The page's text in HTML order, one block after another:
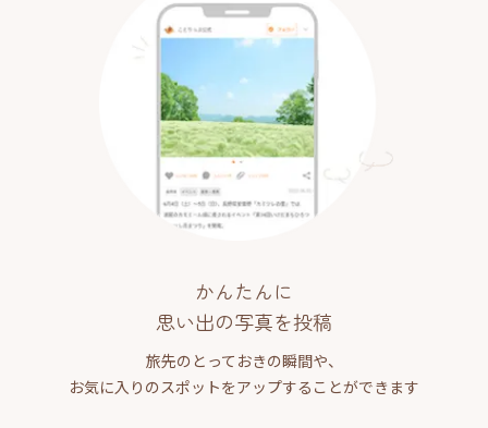
かんたんに
思い出の写真を投稿
旅先のとっておきの瞬間や、
お気に入りのスポットをアップすることができます